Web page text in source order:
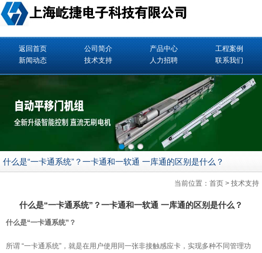
返回首页 公司简介 产品中心
工程案例
新闻动态
技术支持 人力招聘 联系我们
什么是“一卡通系统”？一卡通和一软通 一库通的区别是什么？
当前位置： 首页 > 技术支持
什么是“一卡通系统”？一卡通和一软通 一库通的区别是什么？
什么是“一卡通系统”？
所谓 “一卡通系统”，就是在用户使用同一张非接触感应卡，实现多种不同管理功